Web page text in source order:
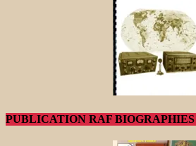
PUBLICATION RAF